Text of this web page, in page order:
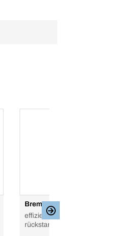
Bremsenreiniger
effizient und
rückstandsfrei